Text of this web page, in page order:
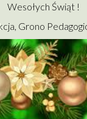
Wesołych Świąt !
Grono